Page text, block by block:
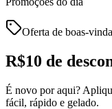
Oferta de boas-
R$10 de
É novo por aqui?
fácil, rápido e gelado.